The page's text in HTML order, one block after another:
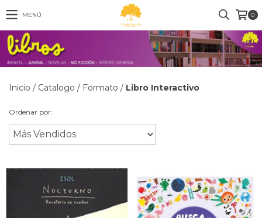
MENÚ 0
Inicio / Catalogo / Formato / Libro Interactivo
Ordenar por: